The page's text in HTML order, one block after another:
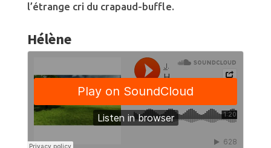
l’étrange cri du crapaud-buffle.
Hélène